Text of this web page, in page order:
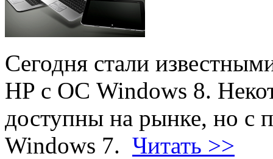
Сегодня стали
HP с ОС Windows 8.
доступны на рынке, но с
Windows 7. Читать >>